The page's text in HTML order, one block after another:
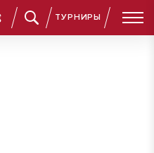
ТУРНИРЫ